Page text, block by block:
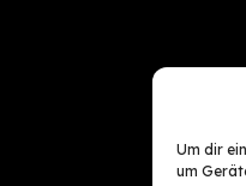
Um dir
um